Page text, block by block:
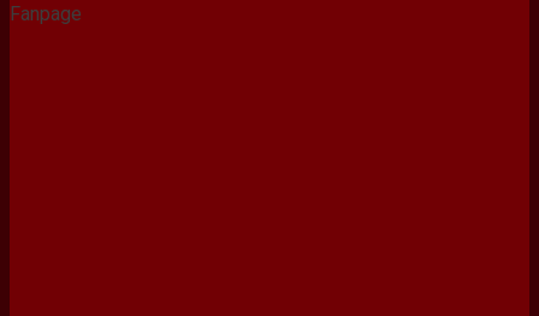
Fanpage